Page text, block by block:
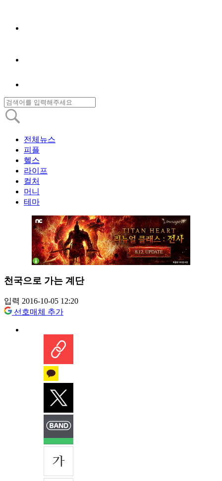
전체뉴스
피플
헬스
라이프
컬처
머니
테마
천국으로 가는 계단
입력 2016-10-05 12:20
선호매체 추가